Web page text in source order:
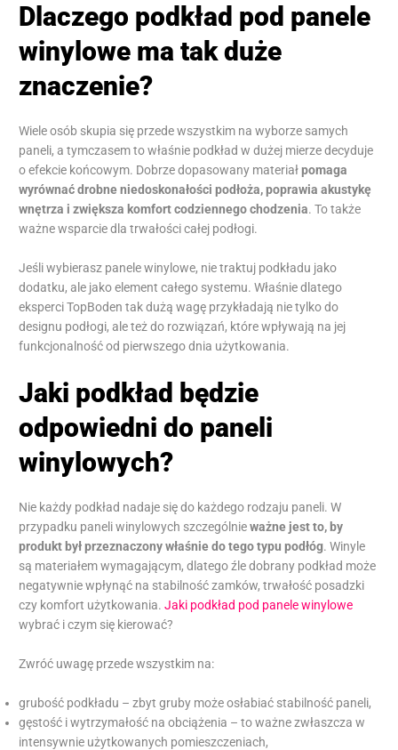
Dlaczego podkład pod panele
winylowe ma tak duże
znaczenie?
Wiele osób skupia się przede wszystkim na wyborze samych
paneli, a tymczasem to właśnie podkład w dużej mierze decyduje
o efekcie końcowym. Dobrze dopasowany materiałpomaga
wyrównać drobne niedoskonałości podłoża, poprawia akustykę
wnętrza i zwiększa komfort codziennego chodzenia. To także
ważne wsparcie dla trwałości całej podłogi.
Jeśli wybierasz panele winylowe, nie traktuj podkładu jako
dodatku, ale jako element całego systemu. Właśnie dlatego
eksperci TopBoden tak dużą wagę przykładają nie tylko do
designu podłogi, ale też do rozwiązań, które wpływają na jej
funkcjonalność od pierwszego dnia użytkowania.
Jaki podkład będzie
odpowiedni do paneli
winylowych?
Nie każdy podkład nadaje się do każdego rodzaju paneli. W
przypadku paneli winylowych szczególnieważne jest to, by
produkt był przeznaczony właśnie do tego typu podłóg. Winyle
są materiałem wymagającym, dlatego źle dobrany podkład może
negatywnie wpłynąć na stabilność zamków, trwałość posadzki
czy komfort użytkowania.Jaki podkład pod panele winylowe
wybrać i czym się kierować?
Zwróć uwagę przede wszystkim na:
grubość podkładu – zbyt gruby może osłabiać stabilność paneli,
gęstość i wytrzymałość na obciążenia – to ważne zwłaszcza w
intensywnie użytkowanych pomieszczeniach,